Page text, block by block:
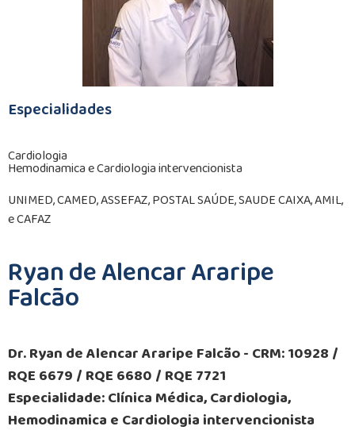
Especialidades
Cardiologia
Hemodinamica e Cardiologia intervencionista
UNIMED, CAMED, ASSEFAZ, POSTAL SAÚDE, SAUDE CAIXA, AMIL,
e CAFAZ
Ryan de Alencar Araripe
Falcão
Dr. Ryan de Alencar Araripe Falcão - CRM: 10928 /
RQE 6679 / RQE 6680 / RQE 7721
Especialidade: Clínica Médica, Cardiologia,
Hemodinamica e Cardiologia intervencionista